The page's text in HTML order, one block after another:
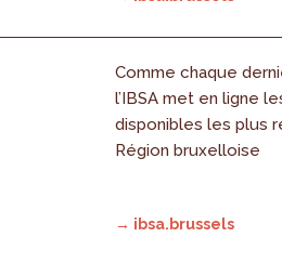
Comme chaque
l’IBSA met en ligne
disponibles les plus
Région bruxelloise
→ ibsa.brussels